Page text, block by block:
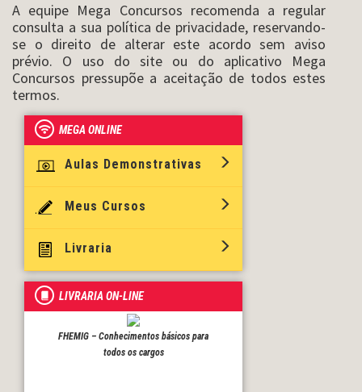
A equipe Mega Concursos recomenda a regular
consulta a sua política de privacidade, reservando-
se o direito de alterar este acordo sem aviso
prévio. O uso do site ou do aplicativo Mega
Concursos pressupõe a aceitação de todos estes
termos.
MEGA ONLINE
Aulas Demonstrativas
Meus Cursos
Livraria
LIVRARIA ON-LINE
FHEMIG – Conhecimentos básicos para
todos os cargos